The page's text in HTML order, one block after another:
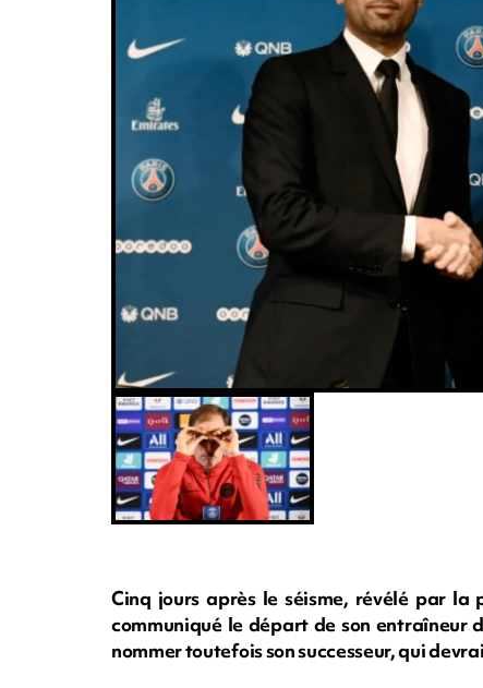
Cinq jours après le séisme, révélé par
communiqué le départ de son entraîneur
nommer toutefois son successeur, qui